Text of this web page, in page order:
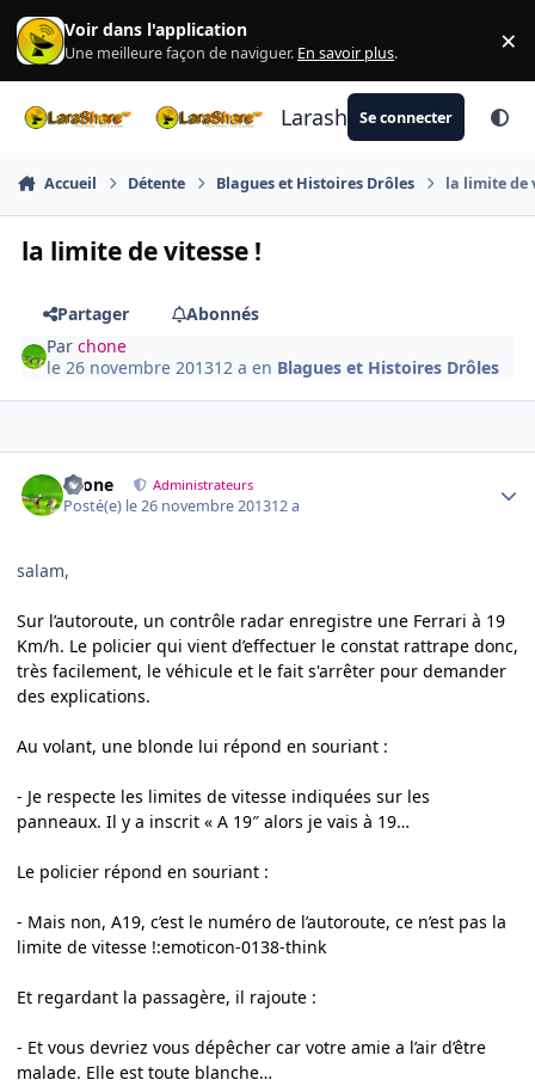
Aller au contenu
Voir dans l'application
Une meilleure façon de naviguer. En savoir plus. ×
LarashareSe connecter
Accueil Détente Blagues et Histoires Drôles la limite de
la limite de vitesse !
Partager
Abonnés
Parchone
le 26 novembre 201312 a en Blagues et Histoires Drôles
chone Administrateurs
Posté(e) le 26 novembre 201312 a
salam,
Sur l’autoroute, un contrôle radar enregistre une Ferrari à 19
Km/h. Le policier qui vient d’effectuer le constat rattrape donc,
très facilement, le véhicule et le fait s'arrêter pour demander
des explications.
Au volant, une blonde lui répond en souriant :
- Je respecte les limites de vitesse indiquées sur les
panneaux. Il y a inscrit « A 19″ alors je vais à 19…
Le policier répond en souriant :
- Mais non, A19, c’est le numéro de l’autoroute, ce n’est pas la
limite de vitesse !:emoticon-0138-think
Et regardant la passagère, il rajoute :
- Et vous devriez vous dépêcher car votre amie a l’air d’être
malade. Elle est toute blanche…